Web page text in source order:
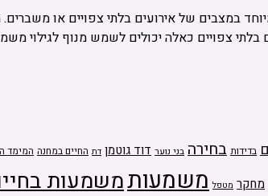
בדידות בחירה בני נוער דוד גוטמן דת החיים במחנה המימד
מחקר מטפל משמעותמשמעות